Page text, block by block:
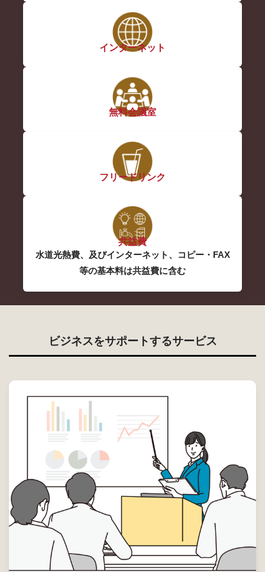
インターネット
無料会議室
フリードリンク
共益費
水道光熱費、及びインターネット、コピー・FAX
等の基本料は共益費に含む
ビジネスをサポートするサービス